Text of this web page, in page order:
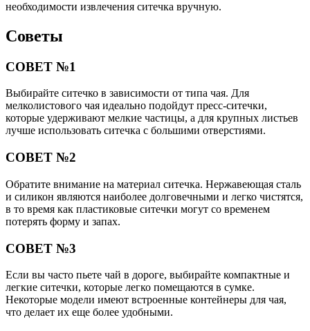
необходимости извлечения ситечка вручную.
Советы
СОВЕТ №1
Выбирайте ситечко в зависимости от типа чая. Для
мелколистового чая идеально подойдут пресс-ситечки,
которые удерживают мелкие частицы, а для крупных листьев
лучше использовать ситечка с большими отверстиями.
СОВЕТ №2
Обратите внимание на материал ситечка. Нержавеющая сталь
и силикон являются наиболее долговечными и легко чистятся,
в то время как пластиковые ситечки могут со временем
потерять форму и запах.
СОВЕТ №3
Если вы часто пьете чай в дороге, выбирайте компактные и
легкие ситечки, которые легко помещаются в сумке.
Некоторые модели имеют встроенные контейнеры для чая,
что делает их еще более удобными.